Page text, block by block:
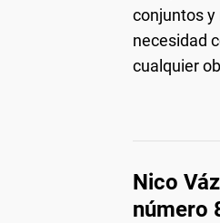
conjuntos y
necesidad
cualquier
Nico
número